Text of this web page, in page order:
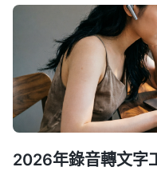
步驟。
2026年錄音轉文字